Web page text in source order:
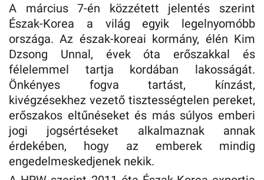
A március 7-én közzétett jelentés szerint
Észak-Korea a világ egyik legelnyomóbb
országa. Az észak-koreai kormány, élén Kim
Dzsong Unnal, évek óta erőszakkal és
félelemmel tartja kordában lakosságát.
Önkényes fogva tartást, kínzást,
kivégzésekhez vezető tisztességtelen pereket,
erőszakos eltűnéseket és más súlyos emberi
jogi jogsértéseket alkalmaznak annak
érdekében, hogy az emberek mindig
engedelmeskedjenek nekik.